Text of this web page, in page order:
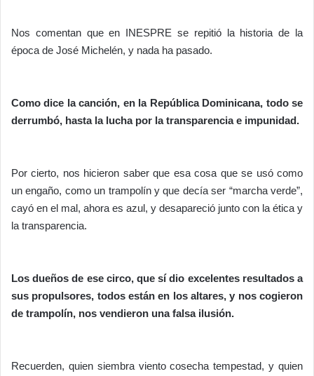
Nos comentan que en INESPRE se repitió la historia de la
época de José Michelén, y nada ha pasado.
Como dice la canción, en la República Dominicana, todo se
derrumbó, hasta la lucha por la transparencia e impunidad.
Por cierto, nos hicieron saber que esa cosa que se usó como
un engaño, como un trampolín y que decía ser “marcha verde”,
cayó en el mal, ahora es azul, y desapareció junto con la ética y
la transparencia.
Los dueños de ese circo, que sí dio excelentes resultados a
sus propulsores, todos están en los altares, y nos cogieron
de trampolín, nos vendieron una falsa ilusión.
Recuerden, quien siembra viento cosecha tempestad, y quien